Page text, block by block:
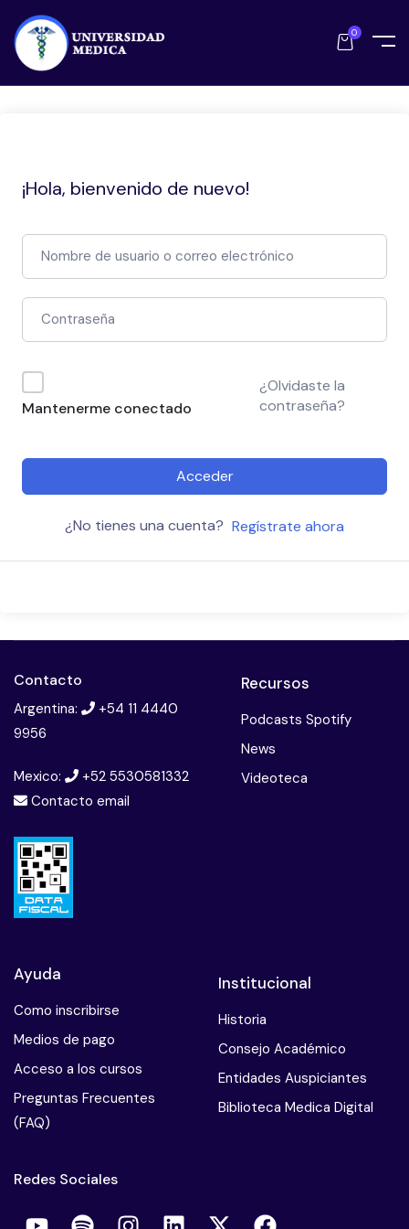
0
¡Hola, bienvenido de nuevo!
Mantenerme conectado
¿Olvidaste la
contraseña?
Acceder
¿No tienes una cuenta? Regístrate ahora
Contacto
Argentina:
+54 11 4440
9956
Mexico:
+52 5530581332
Contacto email
Recursos
Podcasts Spotify
News
Videoteca
Ayuda
Como inscribirse
Medios de pago
Acceso a los cursos
Preguntas Frecuentes
(FAQ)
Institucional
Historia
Consejo Académico
Entidades Auspiciantes
Biblioteca Medica Digital
Redes Sociales